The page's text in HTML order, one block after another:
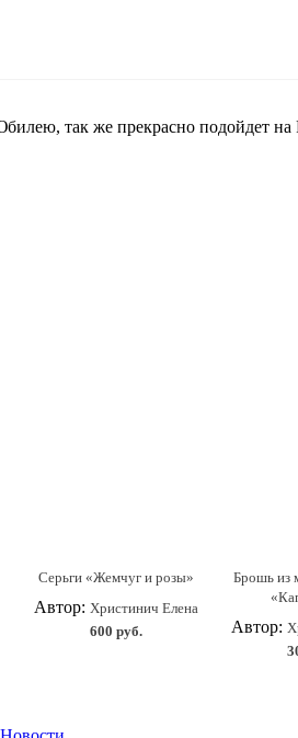
так же прекрасно подойдет
Серьги «Жемчуг и розы»
Автор: Христинич Елена
600 руб.
Брошь из
Автор: